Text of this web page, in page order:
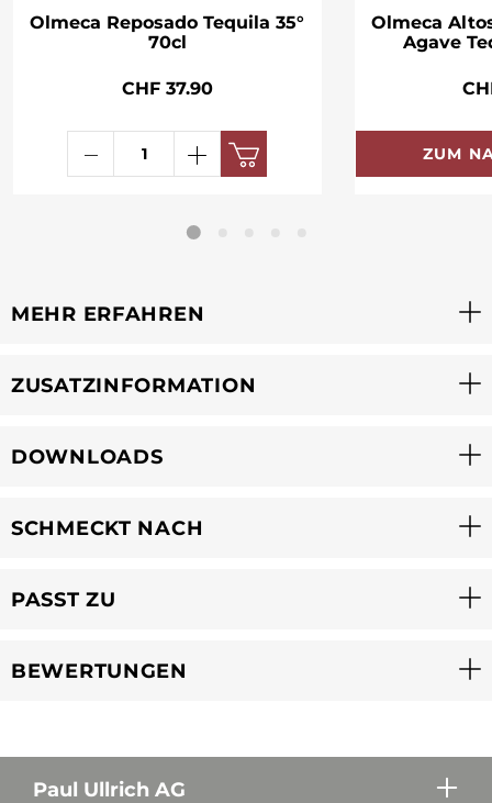
Olmeca Reposado Tequila 35°
70cl
CHF 37.90
Olmeca
Agave
ZUM
MEHR ERFAHREN
ZUSATZINFORMATION
DOWNLOADS
SCHMECKT NACH
PASST ZU
BEWERTUNGEN
Paul Ullrich AG